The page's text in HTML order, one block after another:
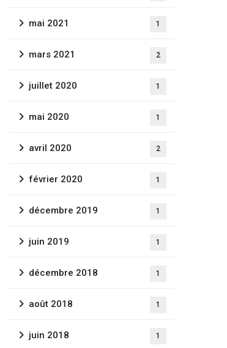
mai 2021 1
mars 2021 2
juillet 2020 1
mai 2020 1
avril 2020 2
février 2020 1
décembre 2019 1
juin 2019 1
décembre 2018 1
août 2018 1
juin 2018 1